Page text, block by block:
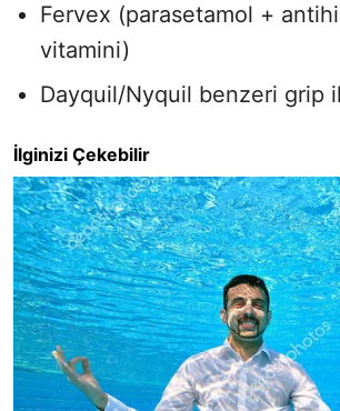
Fervex (parasetamol +
vitamini)
Dayquil/Nyquil benzeri grip